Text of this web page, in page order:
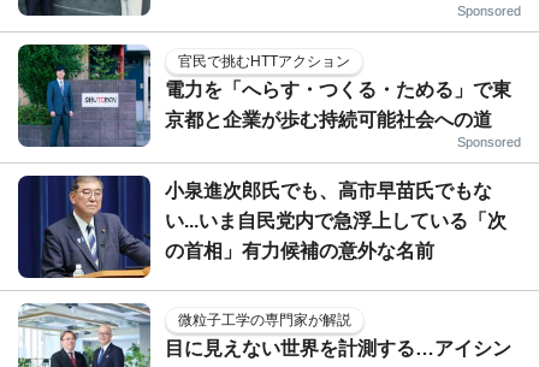
Sponsored
官民で挑むHTTアクション
電力を「へらす・つくる・ためる」で東
京都と企業が歩む持続可能社会への道
Sponsored
小泉進次郎氏でも、高市早苗氏でもな
い...いま自民党内で急浮上している「次
の首相」有力候補の意外な名前
微粒子工学の専門家が解説
目に見えない世界を計測する…アイシン